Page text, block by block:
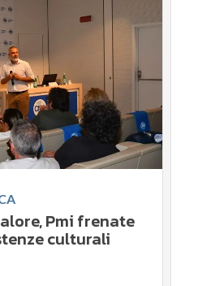
Pmi frenate
culturali